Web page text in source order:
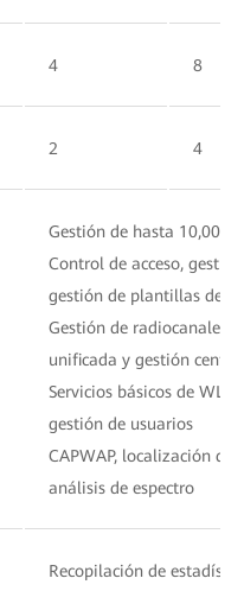
4 8
2 4
Gestión de hasta 10,000
Control de acceso,
gestión de plantillas de
Gestión de radiocanales,
unificada y gestión
Servicios básicos de
gestión de usuarios
CAPWAP, localización
análisis de espectro
Recopilación de